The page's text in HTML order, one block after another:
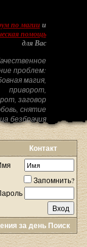
по магиии
помощь
для Вас
проблем:
магия,
приворот,
заговор
снятие
безбрачия
Контакт
Запомнить?
за день Поиск